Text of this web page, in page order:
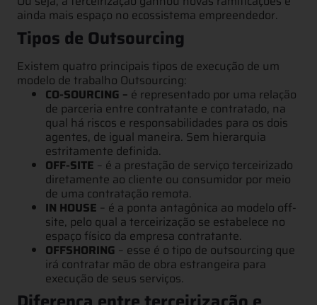
ainda mais espaço no ecossistema empreendedor.
Tipos de Outsourcing
Existem quatro principais tipos de execução de um
modelo de trabalho Outsourcing:
CO-SOURCING – é representado por uma relação
de parceria entre contratante e contratado, na
qual há riscos e responsabilidades para os dois
agentes, de igual maneira. Sem hierarquia
estritamente definida.
OFF-SITE – é a prestação de serviço terceirizado
diretamente ao cliente ou consumidor por meio
de uma contratação remota.
IN HOUSE – é a ponta antagônica ao modelo off-
site, pelo qual a terceirização se estabelece no
espaço físico da empresa contratante.
OFFSHORING – esse é o tipo de outsourcing que
irá contratar mão de obra estrangeira para
execução de seus serviços.